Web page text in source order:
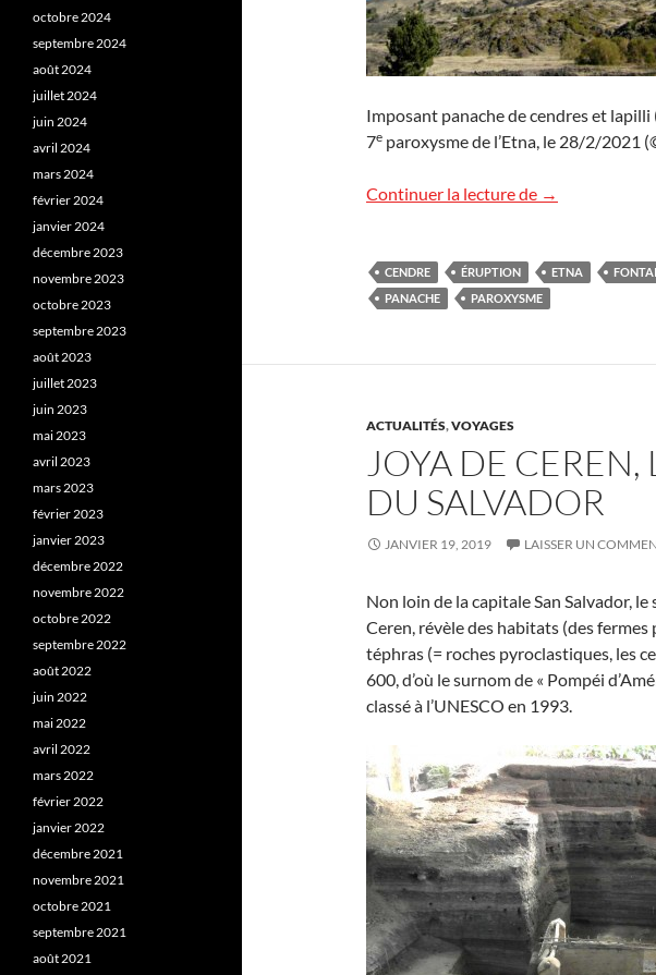
Imposant panache de cendres et
7e paroxysme de l’Etna, le 28/2/2021
Continuer la lecture de Etna, 7e
→
CENDRE ÉRUPTION ETNA
PANACHE
PAROXYSME
ACTUALITÉS,VOYAGES
JOYA DE CEREN,
DU SALVADOR
JANVIER 19, 2019 LAISSER UN
Non loin de la capitale San Salvador,
Ceren, révèle des habitats (des
téphras (= roches pyroclastiques, les
600, d’où le surnom de « Pompéi
classé à l’UNESCO en 1993.
octobre 2024
septembre 2024
août 2024
juillet 2024
juin 2024
avril 2024
mars 2024
février 2024
janvier 2024
décembre 2023
novembre 2023
octobre 2023
septembre 2023
août 2023
juillet 2023
juin 2023
mai 2023
avril 2023
mars 2023
février 2023
janvier 2023
décembre 2022
novembre 2022
octobre 2022
septembre 2022
août 2022
juin 2022
mai 2022
avril 2022
mars 2022
février 2022
janvier 2022
décembre 2021
novembre 2021
octobre 2021
septembre 2021
août 2021